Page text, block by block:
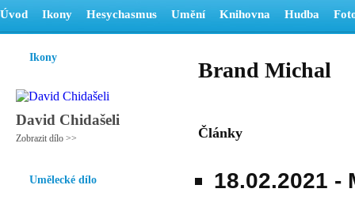
Úvod Ikony Hesychasmus Umění Knihovna Hudba
Ikony
David Chidašeli
Zobrazit dílo >>
Umělecké dílo
Brand Michal
Články
18.02.2021 -